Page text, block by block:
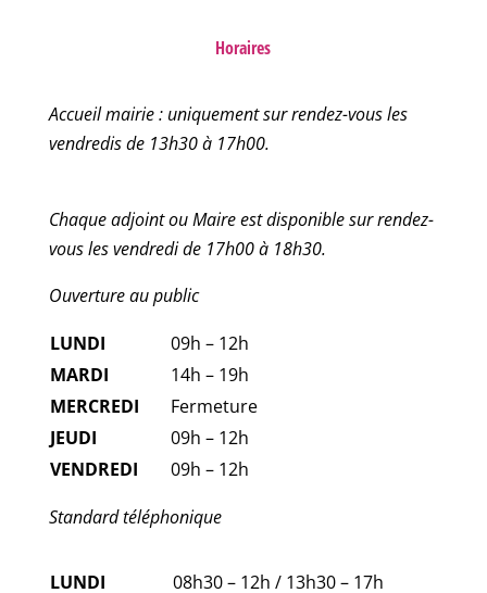
Horaires
Accueil mairie : uniquement sur rendez-vous les
vendredis de 13h30 à 17h00.
Chaque adjoint ou Maire est disponible sur rendez-
vous les vendredi de 17h00 à 18h30.
Ouverture au public
LUNDI
09h – 12h
MARDI
14h – 19h
MERCREDI
Fermeture
JEUDI
09h – 12h
VENDREDI
09h – 12h
Standard téléphonique
LUNDI
08h30 – 12h / 13h30 – 17h